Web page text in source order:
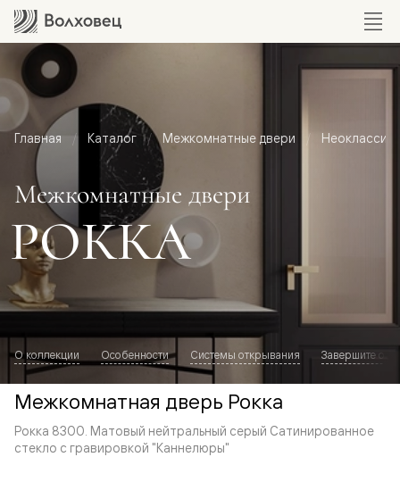
Главная Каталог Межкомнатные двери Неоклассика
Межкомнатные двери
РОККА
О коллекции Особенности Системы открывания Завершите
Межкомнатная дверь Рокка
Рокка 8300. Матовый нейтральный серый Сатинированное
стекло с гравировкой "Каннелюры"